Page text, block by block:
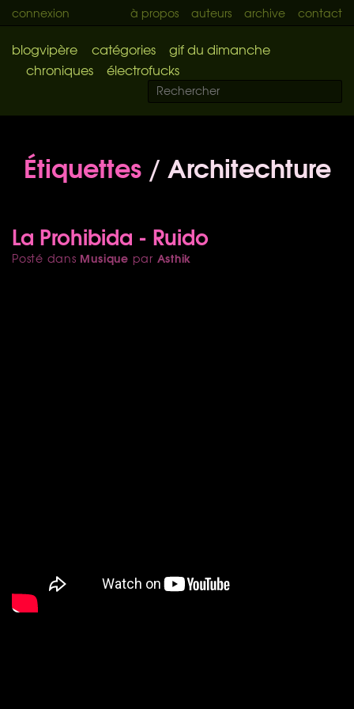
connexion à propos auteurs archive contact
blogvipère catégories
gif du dimanche
chroniques
électrofucks
Étiquettes/ Architechture
La Prohibida - Ruido
Posté dans Musique par Asthik